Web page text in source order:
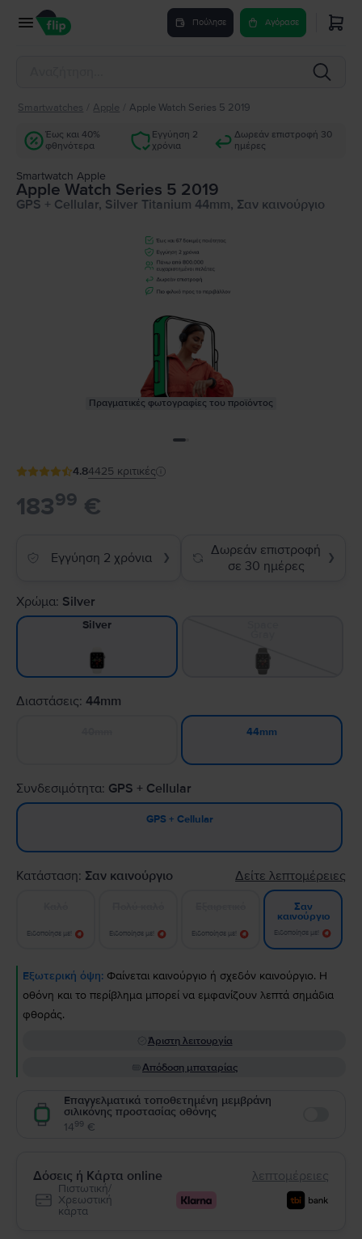
Πούλησε Αγόρασε
Smartwatches Apple Apple Watch Series 5 2019
Έως και 40%
φθηνότερα
Εγγύηση 2
χρόνια
Δωρεάν επιστροφή 30
ημέρες
Smartwatch Apple
Apple Watch Series 5 2019
GPS + Cellular, Silver Titanium 44mm, Σαν καινούργιο
Πραγματικές φωτογραφίες του προϊόντος
4.84425 κριτικές
18399 €
Εγγύηση 2 χρόνια ❯
Δωρεάν επιστροφή
σε 30 ημέρες
❯
Χρώμα: Silver
Silver
Διαστάσεις: 44mm
44mm
Συνδεσιμότητα: GPS + Cellular
GPS + Cellular
Κατάσταση: Σαν καινούργιο Δείτε λεπτομέρειες
Ειδοποίησε με! Ειδοποίησε με! Ειδοποίησε με!
Σαν
καινούργιο
Ειδοποίησε με!
Εξωτερική όψη: Φαίνεται καινούργιο ή σχεδόν καινούργιο. Η
οθόνη και το περίβλημα μπορεί να εμφανίζουν λεπτά σημάδια
φθοράς.
Άριστη λειτουργία
Απόδοση μπαταρίας
Επαγγελματικά τοποθετημένη μεμβράνη
σιλικόνης προστασίας οθόνης
1499 €
Δόσεις ή Κάρτα online λεπτομέρειες
Πιστωτική/
Χρεωστική
κάρτα